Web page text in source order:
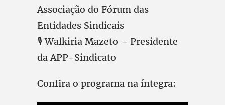
Associação do Fórum das
Entidades Sindicais
🎙️ Walkiria Mazeto – Presidente
da APP-Sindicato
Confira o programa na íntegra: